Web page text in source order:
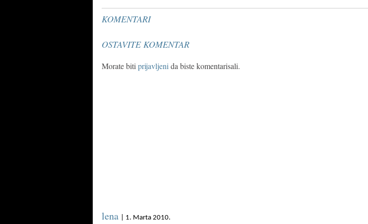
KOMENTARI
OSTAVITE KOMENTAR
Morate biti prijavljeni da biste komentarisali.
lena | 1. Marta 2010.